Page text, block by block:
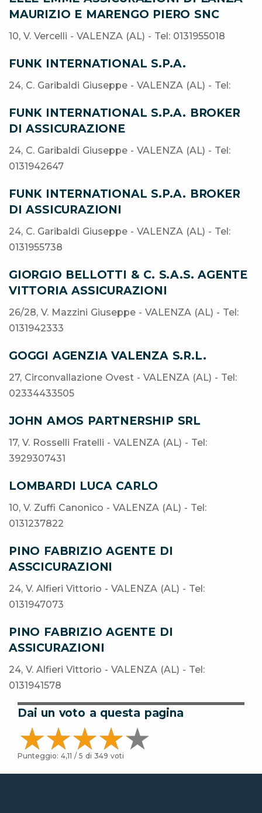
MAURIZIO E MARENGO PIERO SNC
10, V. Vercelli - VALENZA (AL) - Tel: 0131955018
FUNK INTERNATIONAL S.P.A.
24, C. Garibaldi Giuseppe - VALENZA (AL) - Tel:
FUNK INTERNATIONAL S.P.A. BROKER
DI ASSICURAZIONE
24, C. Garibaldi Giuseppe - VALENZA (AL) - Tel:
0131942647
FUNK INTERNATIONAL S.P.A. BROKER
DI ASSICURAZIONI
24, C. Garibaldi Giuseppe - VALENZA (AL) - Tel:
0131955738
GIORGIO BELLOTTI & C. S.A.S. AGENTE
VITTORIA ASSICURAZIONI
26/28, V. Mazzini Giuseppe - VALENZA (AL) - Tel:
0131942333
GOGGI AGENZIA VALENZA S.R.L.
27, Circonvallazione Ovest - VALENZA (AL) - Tel:
02334433505
JOHN AMOS PARTNERSHIP SRL
17, V. Rosselli Fratelli - VALENZA (AL) - Tel:
3929307431
LOMBARDI LUCA CARLO
10, V. Zuffi Canonico - VALENZA (AL) - Tel:
0131237822
PINO FABRIZIO AGENTE DI
ASSCICURAZIONI
24, V. Alfieri Vittorio - VALENZA (AL) - Tel:
0131947073
PINO FABRIZIO AGENTE DI
ASSICURAZIONI
24, V. Alfieri Vittorio - VALENZA (AL) - Tel:
0131941578
Dai un voto a questa pagina
Punteggio: 4,11 / 5 di 349 voti